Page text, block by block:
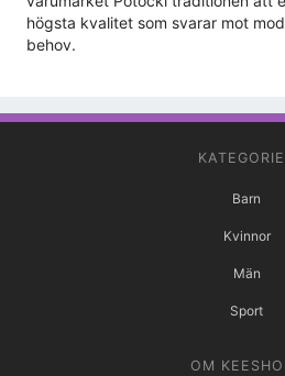
högsta kvalitet som svarar mot
behov.
Barn
Kvinnor
Män
Sport
OM